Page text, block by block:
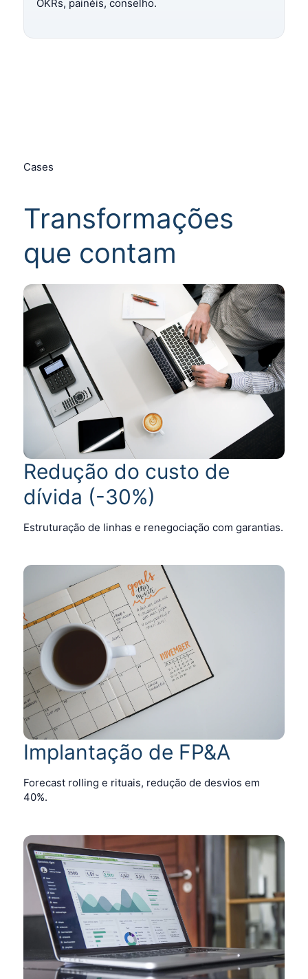
OKRs, painéis, conselho.
Cases
Transformações
que contam
Redução do custo de
dívida (-30%)
Estruturação de linhas e renegociação com garantias.
Implantação de FP&A
Forecast rolling e rituais, redução de desvios em
40%.